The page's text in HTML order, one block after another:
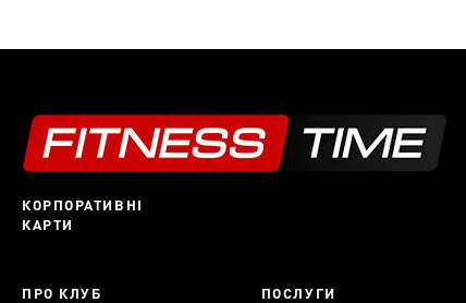
КОРПОРАТИВНІ
КАРТИ
ПРО КЛУБ
ПОСЛУГИ